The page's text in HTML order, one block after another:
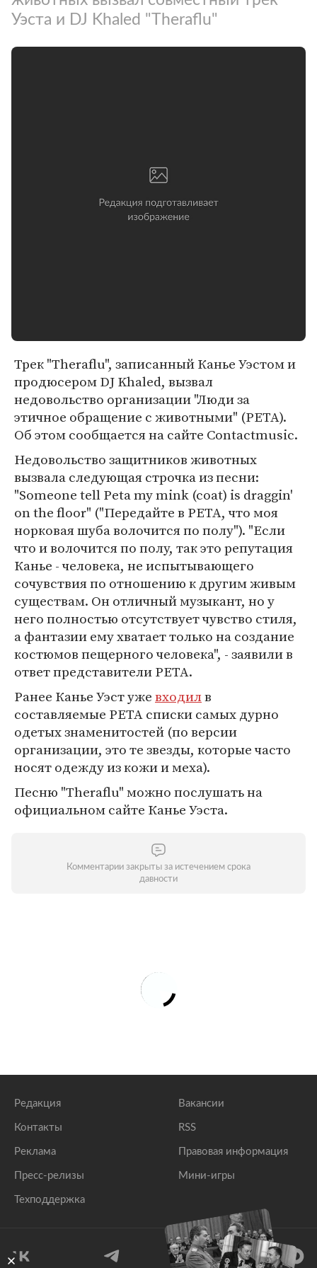
Уэста и DJ Khaled "Theraflu"
Трек "Theraflu", записанный Канье Уэстом и
продюсером DJ Khaled, вызвал
недовольство организации "Люди за
этичное обращение с животными" (PETA).
Об этом сообщается на сайте Contactmusic.
Недовольство защитников животных
вызвала следующая строчка из песни:
"Someone tell Peta my mink (coat) is draggin'
on the floor" ("Передайте в PETA, что моя
норковая шуба волочится по полу"). "Если
что и волочится по полу, так это репутация
Канье - человека, не испытывающего
сочувствия по отношению к другим живым
существам. Он отличный музыкант, но у
него полностью отсутствует чувство стиля,
а фантазии ему хватает только на создание
костюмов пещерного человека", - заявили в
ответ представители PETA.
Ранее Канье Уэст ужевходилв
составляемые PETA списки самых дурно
одетых знаменитостей (по версии
организации, это те звезды, которые часто
носят одежду из кожи и меха).
Песню "Theraflu" можно послушать на
официальном сайте Канье Уэста.
Комментарии закрыты за истечением срока
давности
Редакция
Контакты
Реклама
Пресс-релизы
Техподдержка
Вакансии
RSS
Правовая информация
Мини-игры